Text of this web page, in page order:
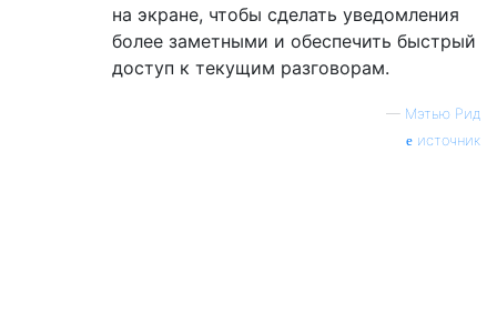
на экране, чтобы сделать уведомления
более заметными и обеспечить быстрый
доступ к текущим разговорам.
— Мэтью Рид
источник